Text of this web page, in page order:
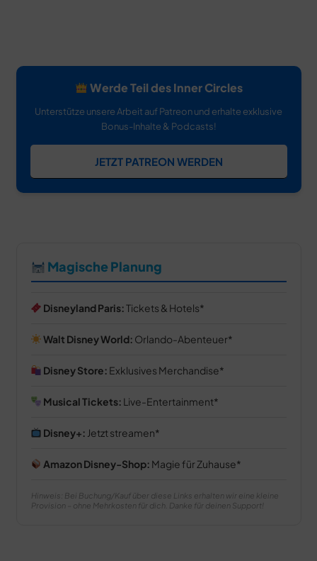
Werde Teil des Inner Circles
Unterstütze unsere Arbeit auf Patreon und erhalte exklusive
Bonus-Inhalte & Podcasts!
JETZT PATREON WERDEN
Magische Planung
Disneyland Paris:Tickets & Hotels
Walt Disney World: Orlando-Abenteuer
Disney Store: Exklusives Merchandise
Musical Tickets: Live-Entertainment
Disney+: Jetzt streamen
Amazon Disney-Shop: Magie für Zuhause
Hinweis: Bei Buchung/Kauf über diese Links erhalten wir eine kleine
Provision – ohne Mehrkosten für dich. Danke für deinen Support!